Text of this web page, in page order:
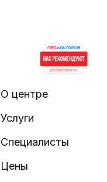
О центре
Услуги
Специалисты
Цены